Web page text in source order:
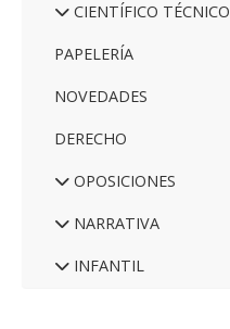
CIENTÍFICO TÉCNICO
PAPELERÍA
NOVEDADES
DERECHO
OPOSICIONES
NARRATIVA
INFANTIL